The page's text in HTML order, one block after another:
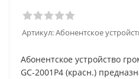
Артикул:Абонентское
Абонентское устройство
GC-2001P4 (красн.)